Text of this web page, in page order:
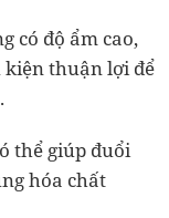
có độ ẩm cao,
kiện thuận lợi để
thể giúp đuổi
hóa chất